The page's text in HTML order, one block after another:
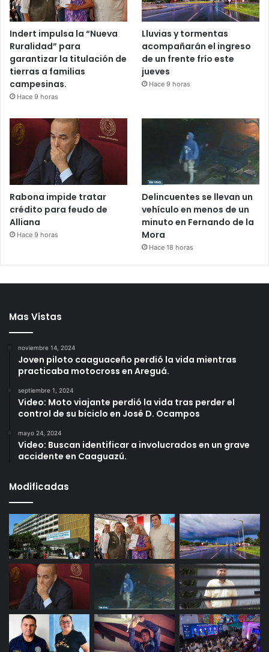
Indert impulsa la “Nueva
Ruralidad” para
garantizar la titulación de
tierras a familias
campesinas.
Hace 9 horas
Lluvias y tormentas
acompañarán el ingreso
de un frente frío este
jueves
Hace 9 horas
Rabona impide tratar
crédito para feudo de
Alliana
Hace 9 horas
Delincuentes se llevan un
vehículo en menos de un
minuto en Fernando de la
Mora
Hace 18 horas
Mas Vistas
noviembre 14, 2024
Joven piloto caaguaceño perdió la vida mientras
practicaba motocross en Areguá.
septiembre 1, 2024
Video: Moto viajante perdió la vida tras perder el
control de su biciclo en José D. Ocampos
mayo 24, 2024
Video: Buscan identificar a involucrados en un grave
accidente en Caaguazú.
Modificadas